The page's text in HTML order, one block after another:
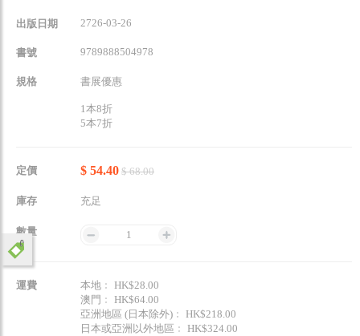
出版日期 2726-03-26
書號 9789888504978
規格 書展優惠
1本8折
5本7折
定價 $ 54.40 $ 68.00
庫存 充足
數量 1
運費
本地﹕ HK$28.00
澳門﹕ HK$64.00
亞洲地區 (日本除外)﹕ HK$218.00
日本或亞洲以外地區﹕ HK$324.00